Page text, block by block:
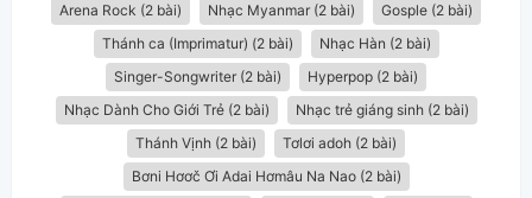
Arena Rock (2 bài)
Nhạc Myanmar (2 bài)
Gosple (2 bài)
Thánh ca (Imprimatur) (2 bài)
Nhạc Hàn (2 bài)
Singer-Songwriter (2 bài)
Hyperpop (2 bài)
Nhạc Dành Cho Giới Trẻ (2 bài)
Nhạc trẻ giáng sinh (2 bài)
Thánh Vịnh (2 bài)
Tơlơi adoh (2 bài)
Bơni Hơơč Ơi Adai Hơmâu Na Nao (2 bài)